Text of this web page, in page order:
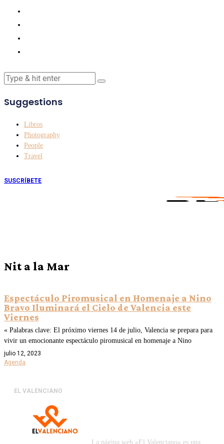
Suggestions
Libros
Photography
People
Travel
SUSCRÍBETE
Nit a la Mar
Espectáculo Piromusical en Homenaje a Nino
Bravo Iluminará el Cielo de Valencia este
Viernes
« Palabras clave: El próximo viernes 14 de julio, Valencia se prepara para
vivir un emocionante espectáculo piromusical en homenaje a Nino
julio 12, 2023
Agenda
EL VALENCIANO
La página web «El Valenciano» es una